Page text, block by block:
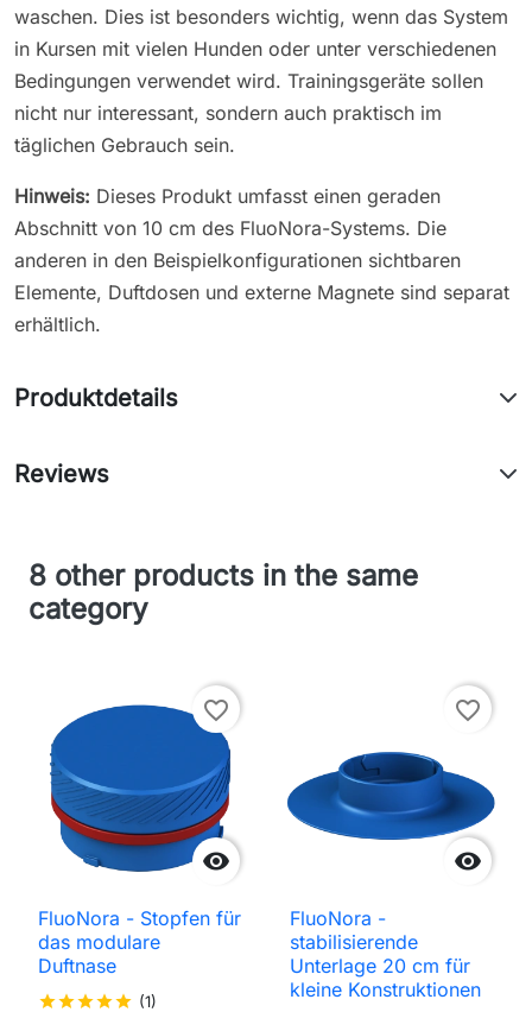
waschen. Dies ist besonders wichtig, wenn das System
in Kursen mit vielen Hunden oder unter verschiedenen
Bedingungen verwendet wird. Trainingsgeräte sollen
nicht nur interessant, sondern auch praktisch im
täglichen Gebrauch sein.
Hinweis: Dieses Produkt umfasst einen geraden
Abschnitt von 10 cm des FluoNora-Systems. Die
anderen in den Beispielkonfigurationen sichtbaren
Elemente, Duftdosen und externe Magnete sind separat
erhältlich.
Produktdetails
Reviews
8 other products in the same
category

favorite_border
FluoNora - Stopfen für
das modulare
Duftnase
starstarstarstarstar (1)

favorite_border
FluoNora -
stabilisierende
Unterlage 20 cm für
kleine Konstruktionen